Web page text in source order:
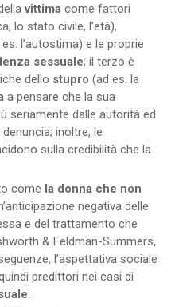
vittima come fattori
lo stato civile, l’età),
l’autostima) e le proprie
sessuale; il terzo è
dello stupro (ad es. la
a pensare che la sua
seriamente dalle autorità ed
inoltre, le
sulla credibilità che la
come la donna che non
negativa delle
e del trattamento che
& Feldman-Summers,
l’aspettativa sociale
predittori nei casi di
.